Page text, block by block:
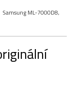
Samsung ML-7000D8,